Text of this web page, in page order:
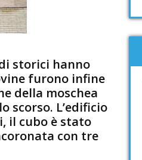
storici hanno
furono infine
della moschea
scorso. L’edificio
il cubo è stato
con tre